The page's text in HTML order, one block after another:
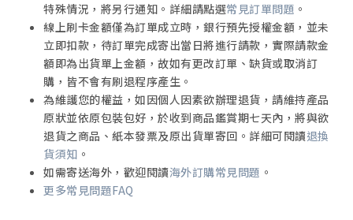
特殊情況，將另行通知。詳細請點選常見訂單問題 。
線上刷卡金額僅為訂單成立時，銀行預先授權金額，並未
立即扣款，待訂單完成寄出當日將進行請款，實際請款金
額即為出貨單上金額，故如有更改訂單、缺貨或取消訂
購，皆不會有刷退程序產生。
為維護您的權益，如因個人因素欲辦理退貨，請維持產品
原狀並依原包裝包好，於收到商品鑑賞期七天內，將與欲
退貨之商品、紙本發票及原出貨單寄回。詳細可閱讀退換
貨須知 。
如需寄送海外，歡迎閱讀海外訂購常見問題 。
更多常見問題FAQ